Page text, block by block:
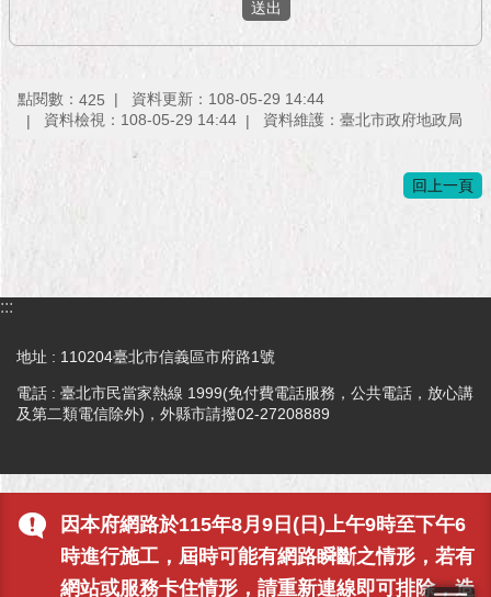
因本府網路於115年8月9日(日)上午9時至下午6
時進行施工，屆時可能有網路瞬斷之情形，若有
網站或服務卡住情形，請重新連線即可排除，造
點閱數： 425
資料更新：108-05-29 14:44
資料檢視：108-05-29 14:44
資料維護：臺北市政府地政局
回上一頁
:::
地址 : 110204臺北市信義區市府路1號
電話 : 臺北市民當家熱線 1999(免付費電話服務，公共電話，放心講
及第二類電信除外)，外縣市請撥02-27208889